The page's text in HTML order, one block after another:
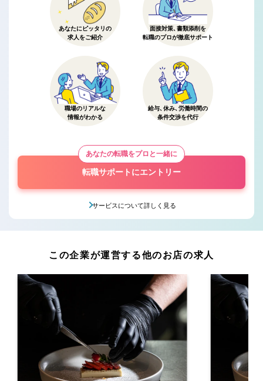
あなたにピッタリの
求人をご紹介
面接対策、書類添削を
転職のプロが徹底サポート
職場のリアルな
情報がわかる
給与、休み、労働時間の
条件交渉を代行
あなたの転職をプロと一緒に
転職サポートにエントリー
サービスについて詳しく見る
この企業が運営する他のお店の求人